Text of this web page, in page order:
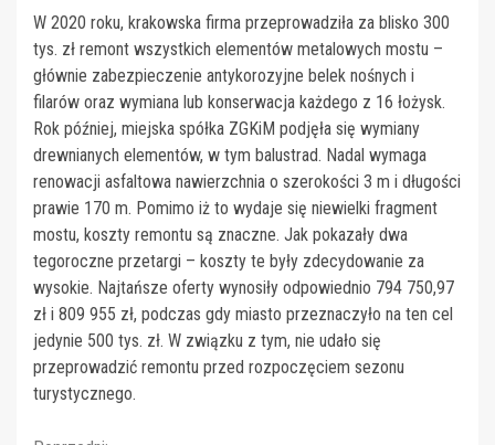
W 2020 roku, krakowska firma przeprowadziła za blisko 300
tys. zł remont wszystkich elementów metalowych mostu –
głównie zabezpieczenie antykorozyjne belek nośnych i
filarów oraz wymiana lub konserwacja każdego z 16 łożysk.
Rok później, miejska spółka ZGKiM podjęła się wymiany
drewnianych elementów, w tym balustrad. Nadal wymaga
renowacji asfaltowa nawierzchnia o szerokości 3 m i długości
prawie 170 m. Pomimo iż to wydaje się niewielki fragment
mostu, koszty remontu są znaczne. Jak pokazały dwa
tegoroczne przetargi – koszty te były zdecydowanie za
wysokie. Najtańsze oferty wynosiły odpowiednio 794 750,97
zł i 809 955 zł, podczas gdy miasto przeznaczyło na ten cel
jedynie 500 tys. zł. W związku z tym, nie udało się
przeprowadzić remontu przed rozpoczęciem sezonu
turystycznego.